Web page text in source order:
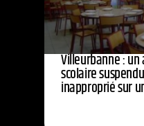
Villeurbanne :
scolaire
inapproprié sur